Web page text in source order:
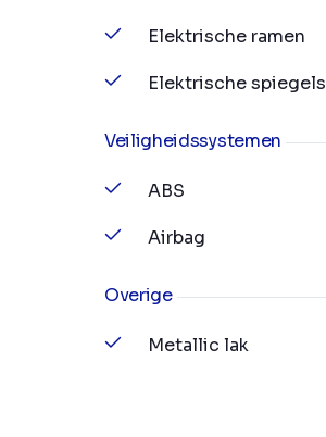
Elektrische ramen
Elektrische spiegels
Veiligheidssystemen
ABS
Airbag
Overige
Metallic lak